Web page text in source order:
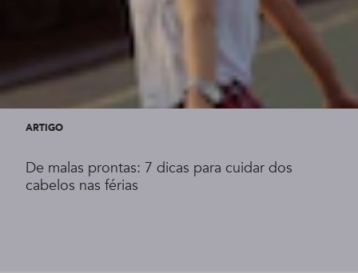
ARTIGO
De malas prontas: 7 dicas para cuidar dos
cabelos nas férias